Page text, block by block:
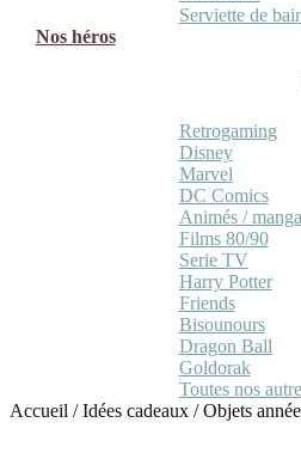
Serviette de
Nos héros
Retrogaming
Disney
Marvel
DC Comics
Animés /
Films 80/90
Serie TV
Harry Potter
Friends
Bisounours
Dragon Ball
Goldorak
Toutes nos
Accueil /Idées cadeaux /Objets